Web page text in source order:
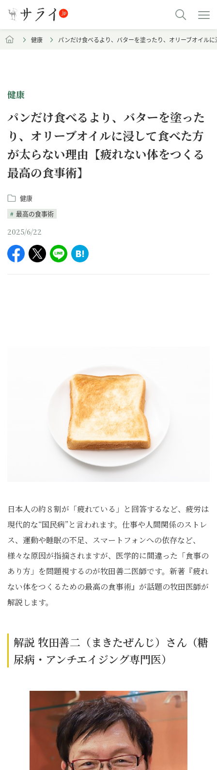
健康 パンだけ食べるより、バターを塗ったり、オリーブオイル
健康
パンだけ食べるより、バターを塗った
り、オリーブオイルに浸して食べた方
が太らない理由【疲れない体をつくる
最高の食事術】
健康
最高の食事術
2025/6/22
日本人の約８割が「疲れている」と回答するなど、疲労は
現代的な“国民病”と言われます。仕事や人間関係のストレ
ス、運動や睡眠の不足、スマートフォンへの依存など、
様々な原因が指摘されますが、医学的に間違った「食事の
あり方」を問題視するのが牧田善二医師です。新著『疲れ
ない体をつくるための最高の食事術』が話題の牧田医師が
解説します。
解説 牧田善二（まきたぜんじ）さん（糖
尿病・アンチエイジング専門医）